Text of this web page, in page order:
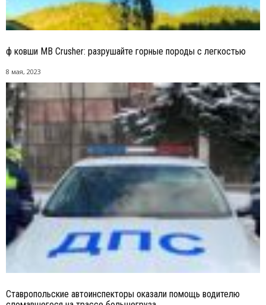
ф ковши MB Crusher: разрушайте горные породы с легкостью
8 мая, 2023
Ставропольские автоинспекторы оказали помощь водителю